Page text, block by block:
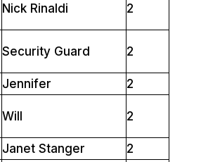
Nick Rinaldi 2
Security Guard 2
Jennifer
2
Will 2
Janet Stanger
2